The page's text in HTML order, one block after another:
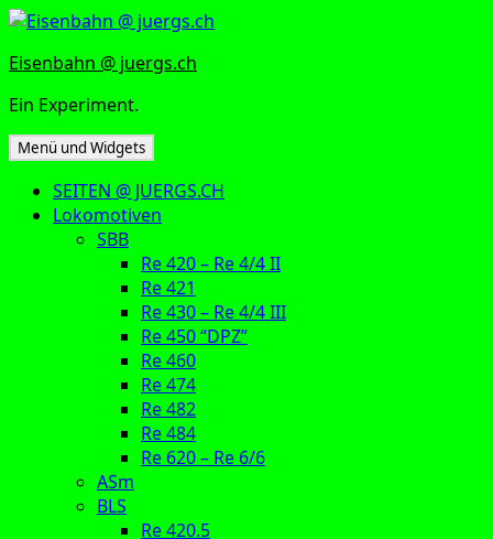
Zum
springen
Eisenbahn @ juergs.ch
Ein Experiment.
Menü und Widgets
SEITEN @ JUERGS.CH
Lokomotiven
SBB
Re 420 – Re 4/4 II
Re 421
Re 430 – Re 4/4 III
Re 450 “DPZ”
Re 460
Re 474
Re 482
Re 484
Re 620 – Re 6/6
ASm
BLS
Re 420.5